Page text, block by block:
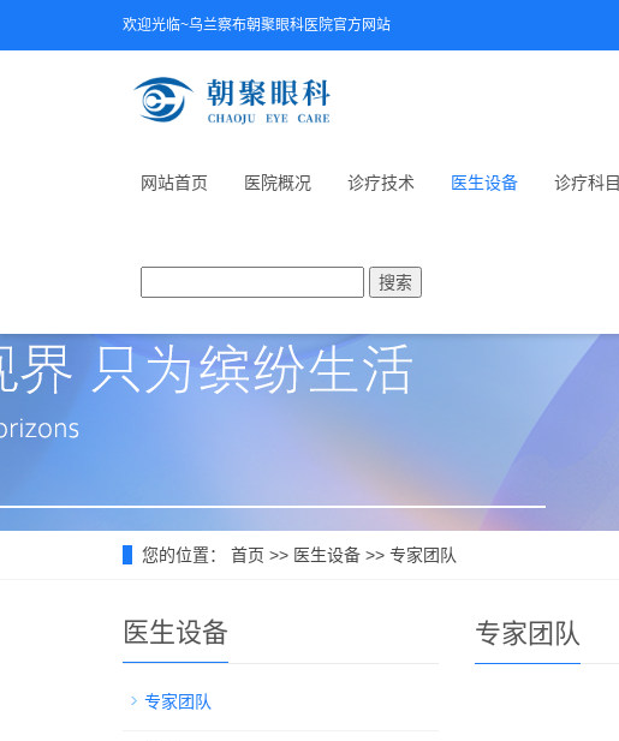
欢迎光临~乌兰察布朝聚眼科医院官方网站
网站首页 医院概况 诊疗技术 医生设备 诊疗科目
搜索
您的位置： 首页 >> 医生设备 >> 专家团队
专家团队
医生设备
专家团队